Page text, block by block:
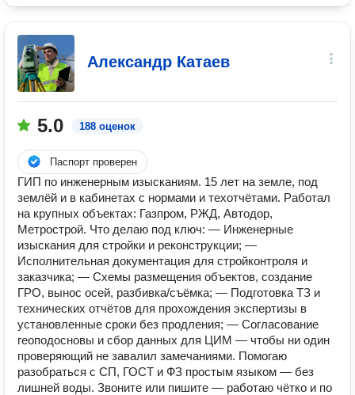
Александр Катаев
5.0 188 оценок
Паспорт проверен
ГИП по инженерным изысканиям. 15 лет на земле, под
землёй и в кабинетах с нормами и техотчётами. Работал
на крупных объектах: Газпром, РЖД, Автодор,
Метрострой. Что делаю под ключ: — Инженерные
изыскания для стройки и реконструкции; —
Исполнительная документация для стройконтроля и
заказчика; — Схемы размещения объектов, создание
ГРО, вынос осей, разбивка/съёмка; — Подготовка ТЗ и
технических отчётов для прохождения экспертизы в
установленные сроки без продления; — Согласование
геоподосновы и сбор данных для ЦИМ — чтобы ни один
проверяющий не завалил замечаниями. Помогаю
разобраться с СП, ГОСТ и ФЗ простым языком — без
лишней воды. Звоните или пишите — работаю чётко и по